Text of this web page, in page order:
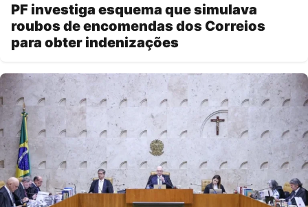
PF investiga esquema que simulava
roubos de encomendas dos Correios
para obter indenizações